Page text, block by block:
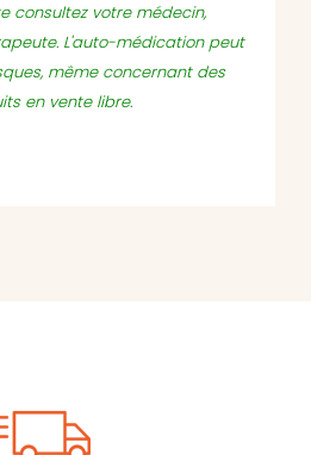
consultez votre médecin,
L'auto-médication peut
même concernant des
en vente libre.